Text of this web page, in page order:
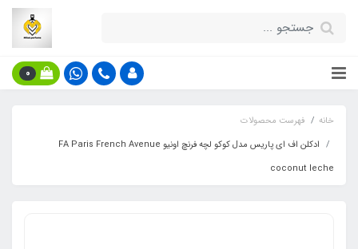
0
خانه
فهرست محصولات
ادکلن اف ای پاریس مدل کوکو لچه فرنچ اونیو FA Paris French Avenue
coconut leche